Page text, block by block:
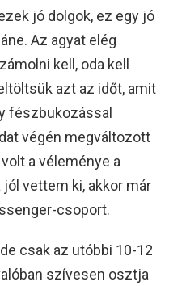
jó dolgok, ez egy jó
Az agyat elég
kell, oda kell
azt az időt, amit
fészbukozással
végén megváltozott
a véleménye a
vettem ki, akkor már
csoport.
csak az utóbbi 10-12
szívesen osztja